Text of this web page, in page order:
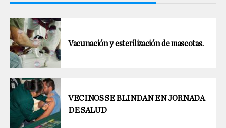
Vacunación y esterilización de mascotas.
VECINOS SE BLINDAN EN JORNADA
DE SALUD